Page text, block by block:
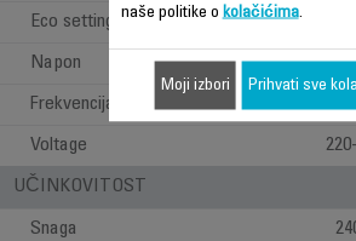
Eco setting
Napon
Frekvencija
Voltage
UČINKOVITOST
Snaga
naše politike o kolačićima.
Moji izbori Prihvati sve